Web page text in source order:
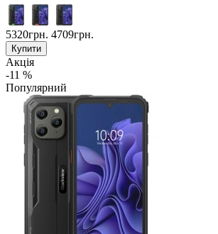
5320грн. 4709грн.
Купити
Акція
-11 %
Популярний